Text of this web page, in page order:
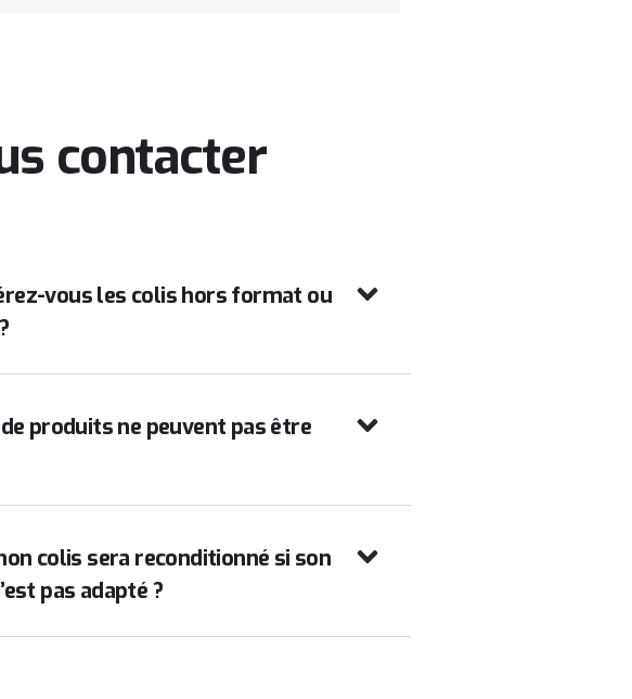
contacter
vous les colis hors format ou
produits ne peuvent pas être
colis sera reconditionné si son
pas adapté ?